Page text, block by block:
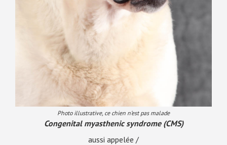
Photo illustrative, ce chien n’est pas malade
Congenital myasthenic syndrome (CMS)
aussi appelée /